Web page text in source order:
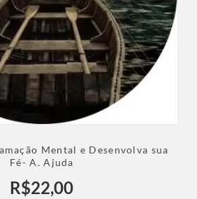
Mental e Desenvolva sua
Fé- A. Ajuda
R$22,00